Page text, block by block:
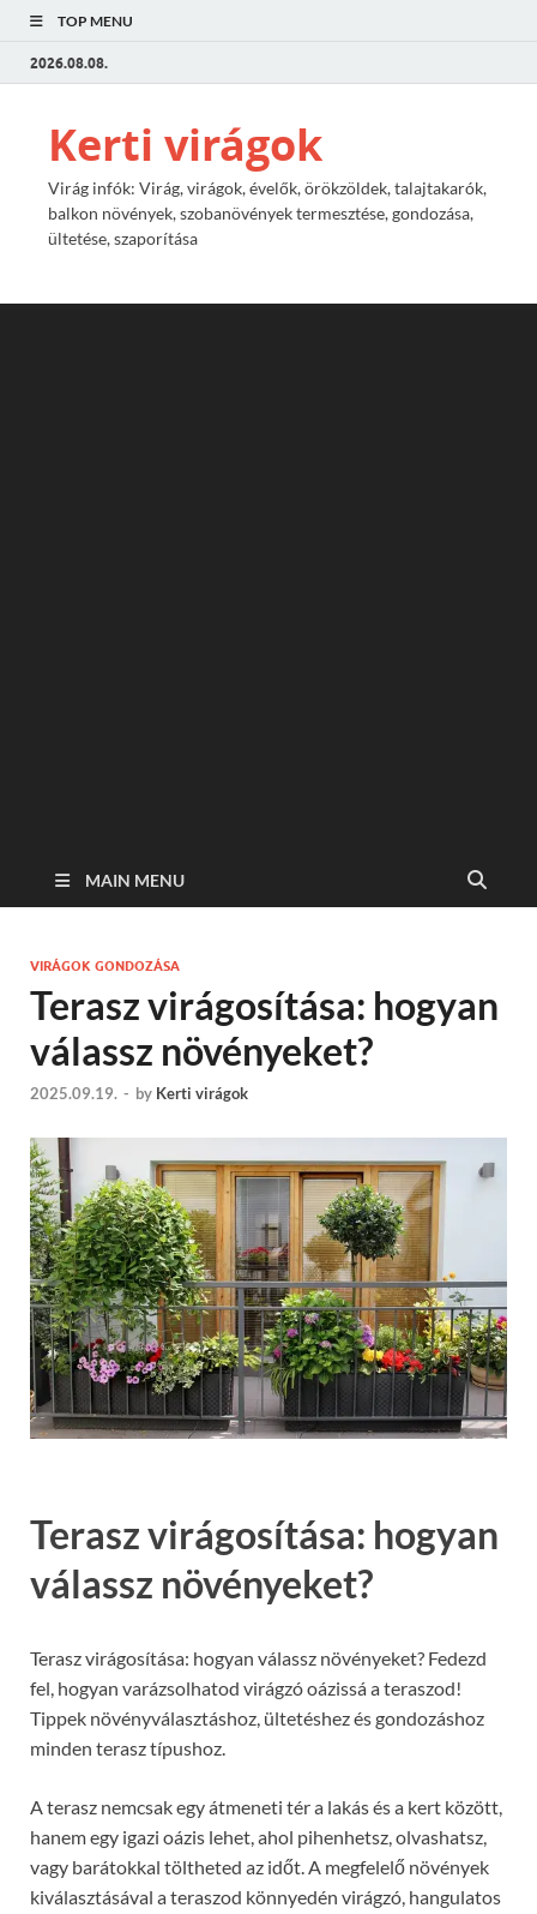
TOP MENU
2026.08.08.
Kerti virágok
Virág infók: Virág, virágok, évelők, örökzöldek, talajtakarók,
balkon növények, szobanövények termesztése, gondozása,
ültetése, szaporítása
MAIN MENU
VIRÁGOK GONDOZÁSA
Terasz virágosítása: hogyan
válassz növényeket?
2025.09.19. - by Kerti virágok
Terasz virágosítása: hogyan
válassz növényeket?
Terasz virágosítása: hogyan válassz növényeket? Fedezd
fel, hogyan varázsolhatod virágzó oázissá a teraszod!
Tippek növényválasztáshoz, ültetéshez és gondozáshoz
minden terasz típushoz.
A terasz nemcsak egy átmeneti tér a lakás és a kert között,
hanem egy igazi oázis lehet, ahol pihenhetsz, olvashatsz,
vagy barátokkal töltheted az időt. A megfelelő növények
kiválasztásával a teraszod könnyedén virágzó, hangulatos